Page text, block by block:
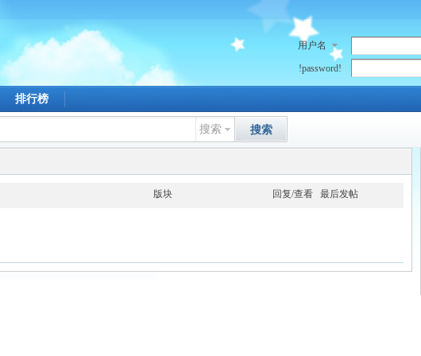
用户名
!password!
排行榜
搜索 搜索
版块 回复/查看 最后发帖